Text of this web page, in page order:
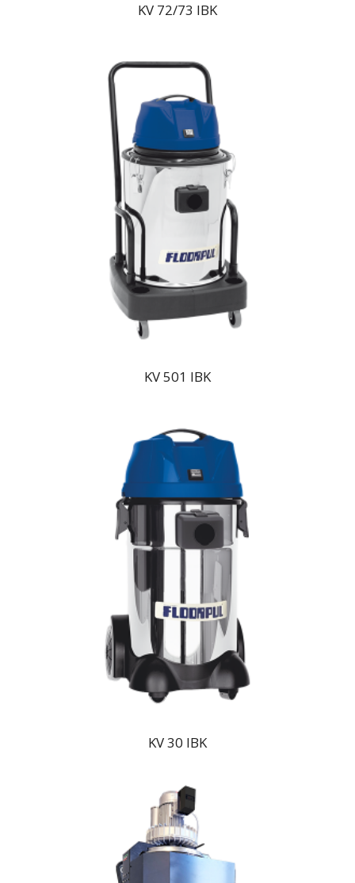
KV 72/73 IBK
KV 501 IBK
KV 30 IBK